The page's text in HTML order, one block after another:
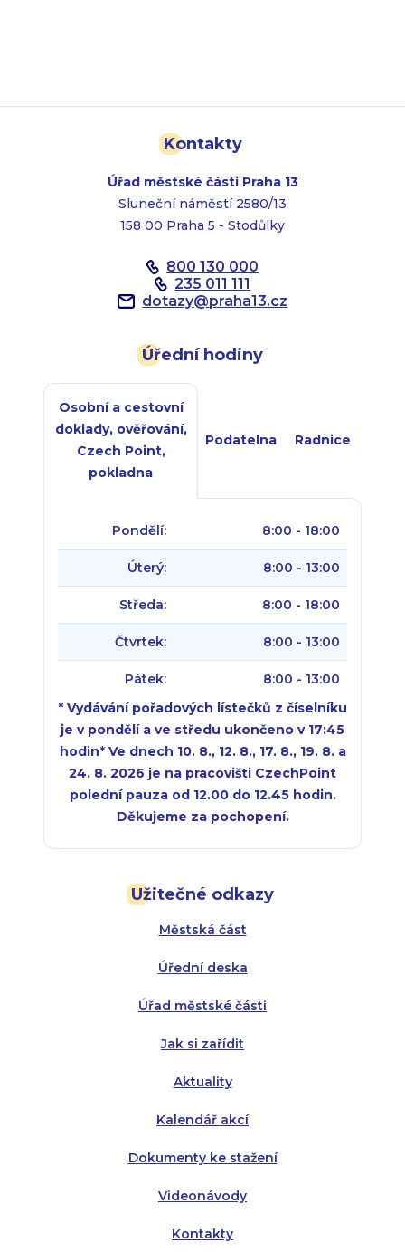
Kontakty
Úřad městské části Praha 13
Sluneční náměstí 2580/13
158 00 Praha 5 - Stodůlky
800 130 000
235 011 111
dotazy@praha13.cz
Užitečné odkazy
Městská část
Úřední deska
Úřad městské části
Jak si zařídit
Aktuality
Kalendář akcí
Dokumenty ke stažení
Videonávody
Kontakty
Úřední hodiny
Osobní a cestovní
doklady, ověřování,
Czech Point,
pokladna
Podatelna Radnice
Pondělí: 8:00 - 18:00
Úterý: 8:00 - 13:00
Středa: 8:00 - 18:00
Čtvrtek: 8:00 - 13:00
Pátek:
8:00 - 13:00
* Vydávání pořadových lístečků z číselníku
je v pondělí a ve středu ukončeno v 17:45
hodin* Ve dnech 10. 8., 12. 8., 17. 8., 19. 8. a
24. 8. 2026 je na pracovišti CzechPoint
polední pauza od 12.00 do 12.45 hodin.
Děkujeme za pochopení.
Úterý:
Středa:
Čtvrtek:
Pátek:
Úterý:
Středa:
Čtvrtek: